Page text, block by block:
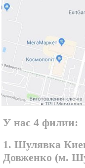
У нас 4 филии:
1. Шулявка
Довженко (м.